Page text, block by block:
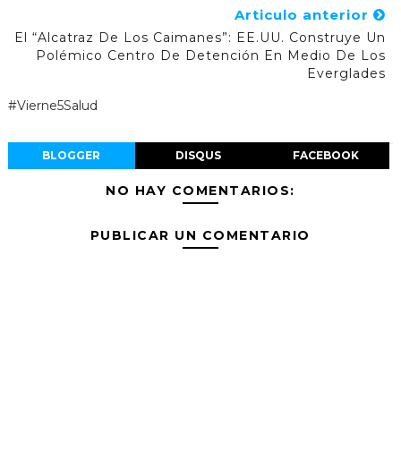
Articulo anterior
El “Alcatraz De Los Caimanes”: EE.UU. Construye Un
Polémico Centro De Detención En Medio De Los
Everglades
#Vierne5Salud
BLOGGER DISQUS FACEBOOK
NO HAY COMENTARIOS:
PUBLICAR UN COMENTARIO